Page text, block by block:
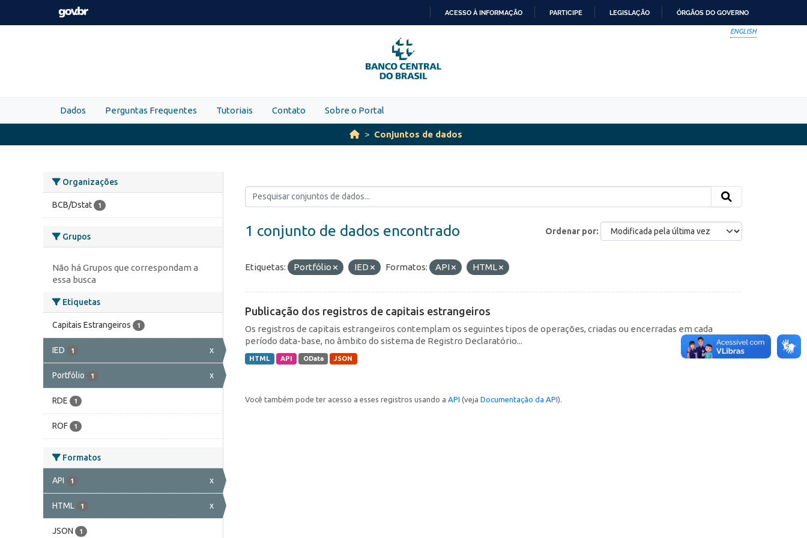
Skip to main content
PARA
O
CONTEÚDO
ACESSO À INFORMAÇÃO PARTICIPE LEGISLAÇÃO ÓRGÃOS DO GOVERNO
ENGLISH
Dados Perguntas Frequentes Tutoriais Contato Sobre o Portal
Conjuntos de dados
Organizações
BCB/Dstat 1
Grupos
Não há Grupos que correspondam a
essa busca
Etiquetas
Capitais Estrangeiros 1
IED 1 x
Portfólio 1 x
RDE 1
ROF 1
Formatos
API 1 x
HTML 1 x
JSON 1
Ordenar por
1 conjunto de dados encontrado
Etiquetas: Portfólio IED Formatos: API HTML
Publicação dos registros de capitais estrangeiros
Os registros de capitais estrangeiros contemplam os seguintes tipos de operações, criadas ou encerradas em cada
período data-base, no âmbito do sistema de Registro Declaratório...
HTML API OData JSON
Você também pode ter acesso a esses registros usando a API (veja Documentação da API).